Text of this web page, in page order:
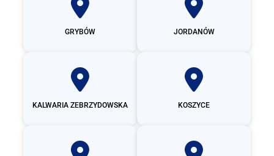
GRYBÓW JORDANÓW
KALWARIA ZEBRZYDOWSKA KOSZYCE